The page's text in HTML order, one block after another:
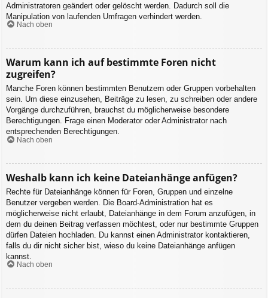
Administratoren geändert oder gelöscht werden. Dadurch soll die
Manipulation von laufenden Umfragen verhindert werden.
Nach oben
Warum kann ich auf bestimmte Foren nicht
zugreifen?
Manche Foren können bestimmten Benutzern oder Gruppen vorbehalten
sein. Um diese einzusehen, Beiträge zu lesen, zu schreiben oder andere
Vorgänge durchzuführen, brauchst du möglicherweise besondere
Berechtigungen. Frage einen Moderator oder Administrator nach
entsprechenden Berechtigungen.
Nach oben
Weshalb kann ich keine Dateianhänge anfügen?
Rechte für Dateianhänge können für Foren, Gruppen und einzelne
Benutzer vergeben werden. Die Board-Administration hat es
möglicherweise nicht erlaubt, Dateianhänge in dem Forum anzufügen, in
dem du deinen Beitrag verfassen möchtest, oder nur bestimmte Gruppen
dürfen Dateien hochladen. Du kannst einen Administrator kontaktieren,
falls du dir nicht sicher bist, wieso du keine Dateianhänge anfügen
kannst.
Nach oben